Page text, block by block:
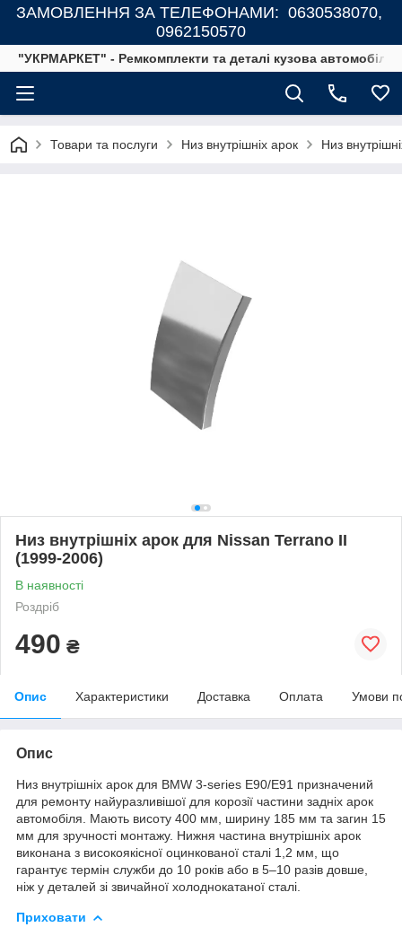
ЗАМОВЛЕННЯ ЗА ТЕЛЕФОНАМИ: 0630538070,
0962150570
"УКРМАРКЕТ" - Ремкомплекти та деталі кузова автомобілів
Товари та послуги Низ внутрішніх арок Низ
Низ внутрішніх арок для Nissan Terrano II
(1999-2006)
В наявності
Роздріб
490 ₴
Опис Характеристики Доставка Оплата Умови
Опис
Низ внутрішніх арок для BMW 3-series E90/E91 призначений
для ремонту найуразливішої для корозії частини задніх арок
автомобіля. Мають висоту 400 мм, ширину 185 мм та загин 15
мм для зручності монтажу. Нижня частина внутрішніх арок
виконана з високоякісної оцинкованої сталі 1,2 мм, що
гарантує термін служби до 10 років або в 5–10 разів довше,
ніж у деталей зі звичайної холоднокатаної сталі.
Приховати